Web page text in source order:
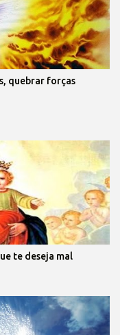
quebrar forças
te deseja mal